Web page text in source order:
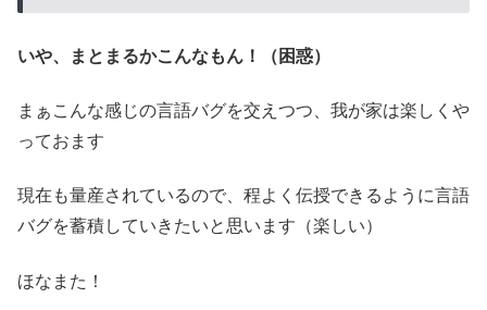
いや、まとまるかこんなもん！（困惑）
まぁこんな感じの言語バグを交えつつ、我が家は楽しくや
っておます
現在も量産されているので、程よく伝授できるように言語
バグを蓄積していきたいと思います（楽しい）
ほなまた！